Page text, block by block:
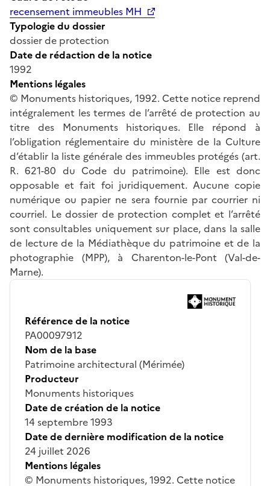
recensement immeubles MH
Typologie du dossier
dossier de protection
Date de rédaction de la notice
1992
Mentions légales
© Monuments historiques, 1992. Cette notice reprend
intégralement les termes de l’arrêté de protection au
titre des Monuments historiques. Elle répond à
l’obligation réglementaire du ministère de la Culture
d’établir la liste générale des immeubles protégés (art.
R. 621-80 du Code du patrimoine). Elle est donc
opposable et fait foi juridiquement. Aucune copie
numérique ou papier ne sera fournie par courrier ni
courriel. Le dossier de protection complet et l’arrêté
sont consultables uniquement sur place, dans la salle
de lecture de la Médiathèque du patrimoine et de la
photographie (MPP), à Charenton-le-Pont (Val-de-
Marne).
Référence de la notice
PA00097912
Nom de la base
Patrimoine architectural (Mérimée)
Producteur
Monuments historiques
Date de création de la notice
14 septembre 1993
Date de dernière modification de la notice
24 juillet 2026
Mentions légales
© Monuments historiques, 1992. Cette notice